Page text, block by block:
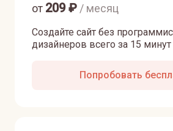
Создайте сайт без
дизайнеров всего за 15 минут
от 209₽ / месяц
Попробовать